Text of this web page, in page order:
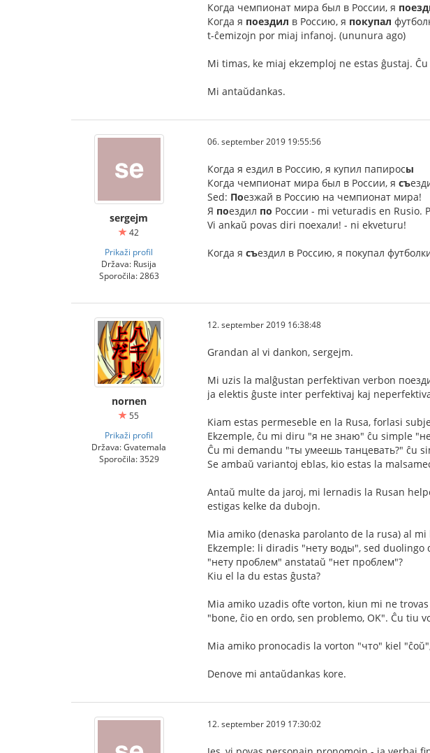
Когда чемпионат мира был в России, я
Когда я поездил в Россию, я покупал
t-ĉemizojn por miaj infanoj. (ununura ago)
Mi timas, ke miaj ekzemploj ne estas ĝustaj.
Mi antaŭdankas.
sergejm
42
Prikaži profil
Država: Rusija
Sporočila: 2863
06. september 2019 19:55:56
Когда я ездил в Россию, я купил папиросы
Когда чемпионат мира был в России, я съ
Sed: Поезжай в Россию на чемпионат мира!
Я поездил по России - mi veturadis en Rusio.
Vi ankaŭ povas diri поехали! - ni ekveturu!
Kогда я съездил в Россию, я покупал
nornen
55
Prikaži profil
Država: Gvatemala
Sporočila: 3529
12. september 2019 16:38:48
Grandan al vi dankon, sergejm.
Mi uzis la malĝustan perfektivan verbon
ja elektis ĝuste inter perfektivaj kaj
Kiam estas permeseble en la Rusa, forlasi
Ekzemple, ĉu mi diru "я не знаю" ĉu simple
Ĉu mi demandu "ты умеешь танцевать?" ĉu
Se ambaŭ variantoj eblas, kio estas la
Antaŭ multe da jaroj, mi lernadis la Rusan
estigas kelke da dubojn.
Mia amiko (denaska parolanto de la rusa) al
Ekzemple: li diradis "нету воды", sed
"нету проблем" anstataŭ "нет проблем"?
Kiu el la du estas ĝusta?
Mia amiko uzadis ofte vorton, kiun mi ne
"bone, ĉio en ordo, sen problemo, OK". Ĉu tiu
Mia amiko pronocadis la vorton "что" kiel
Denove mi antaŭdankas kore.
12. september 2019 17:30:02